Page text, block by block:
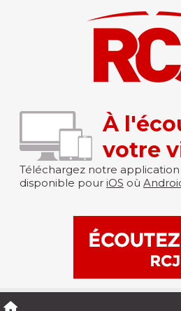
À
votre
Téléchargez notre application
disponible pour iOS où